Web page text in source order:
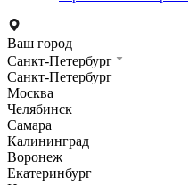
Ваш город
Санкт-Петербург
Санкт-Петербург
Москва
Челябинск
Самара
Калининград
Воронеж
Екатеринбург